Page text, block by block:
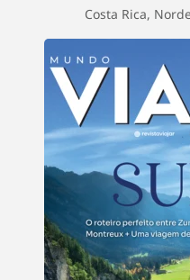
Costa Rica,